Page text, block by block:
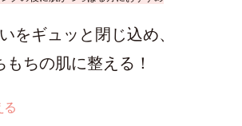
をギュッと閉じ込め、
もちの肌に整える！
る